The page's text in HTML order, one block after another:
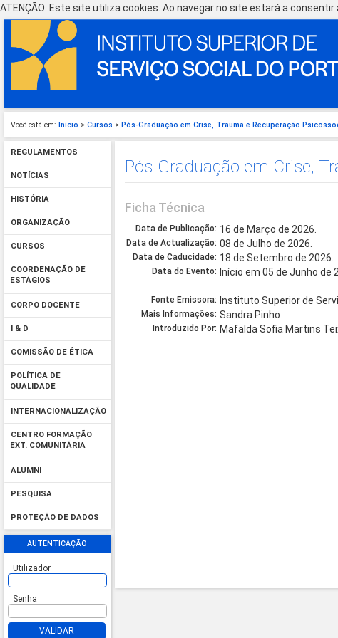
ATENÇÃO: Este site utiliza cookies. Ao navegar no site estará a consentir
Você está em: Início > Cursos > Pós-Graduação em Crise, Trauma e Recuperação
REGULAMENTOS
NOTÍCIAS
HISTÓRIA
ORGANIZAÇÃO
CURSOS
COORDENAÇÃO DE
ESTÁGIOS
CORPO DOCENTE
I & D
COMISSÃO DE ÉTICA
POLÍTICA DE
QUALIDADE
INTERNACIONALIZAÇÃO
CENTRO FORMAÇÃO
EXT. COMUNITÁRIA
ALUMNI
PESQUISA
PROTEÇÃO DE DADOS
AUTENTICAÇÃO
Utilizador
Senha
VALIDAR
Pós-Graduação em Crise,
Ficha Técnica
Data de Publicação: 16 de Março de 2026.
Data de Actualização: 08 de Julho de 2026.
Data de Caducidade: 18 de Setembro de 2026.
Data do Evento: Início em 05 de Junho de
Fonte Emissora: Instituto Superior de
Mais Informações: Sandra Pinho
Introduzido Por: Mafalda Sofia Martins